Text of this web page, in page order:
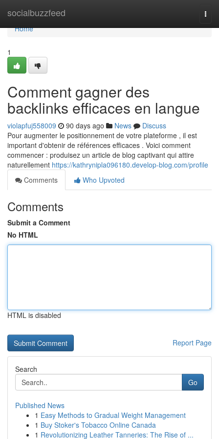
socialbuzzfeed
Home
Home
1
Comment gagner des
backlinks efficaces en langue
violapfuj558009 90 days ago News
Discuss
Pour augmenter le positionnement de votre plateforme , il est
important d'obtenir de références efficaces . Voici comment
commencer : produisez un article de blog captivant qui attire
naturellement https://kathrynipla096180.develop-blog.com/profile
Comments
Who Upvoted
Comments
Submit a Comment
No HTML
HTML is disabled
Report Page
Search
Go
Published News
1 Easy Methods to Gradual Weight Management
1 Buy Stoker's Tobacco Online Canada
1 Revolutionizing Leather Tanneries: The Rise of ...